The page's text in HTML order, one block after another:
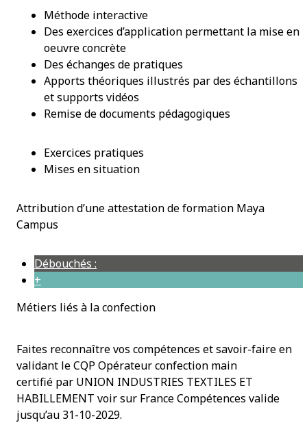
Méthode interactive
Des exercices d’application permettant la mise en
oeuvre concrète
Des échanges de pratiques
Apports théoriques illustrés par des échantillons
et supports vidéos
Remise de documents pédagogiques
Exercices pratiques
Mises en situation
Attribution d’une attestation de formation Maya
Campus
Débouchés :
+
Métiers liés à la confection
Faites reconnaître vos compétences et savoir-faire en
validant le CQP Opérateur confection main
certifié par UNION INDUSTRIES TEXTILES ET
HABILLEMENT voir sur France Compétences valide
jusqu’au 31-10-2029.